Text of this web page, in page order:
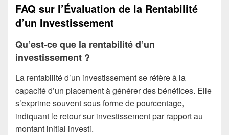
FAQ sur l’Évaluation de la Rentabilité
d’un Investissement
Qu’est-ce que la rentabilité d’un
investissement ?
La rentabilité d’un investissement se réfère à la
capacité d’un placement à générer des bénéfices. Elle
s’exprime souvent sous forme de pourcentage,
indiquant le retour sur investissement par rapport au
montant initial investi.